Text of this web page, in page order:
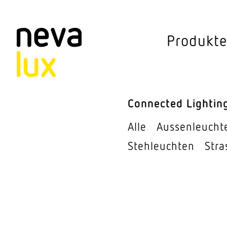
Produkte
Connected
Alle
Steh­leuchten